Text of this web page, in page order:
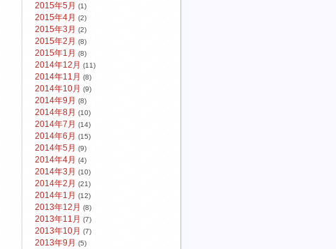
2015年5月 (1)
2015年4月 (2)
2015年3月 (2)
2015年2月 (8)
2015年1月 (8)
2014年12月 (11)
2014年11月 (8)
2014年10月 (9)
2014年9月 (8)
2014年8月 (10)
2014年7月 (14)
2014年6月 (15)
2014年5月 (9)
2014年4月 (4)
2014年3月 (10)
2014年2月 (21)
2014年1月 (12)
2013年12月 (8)
2013年11月 (7)
2013年10月 (7)
2013年9月 (5)